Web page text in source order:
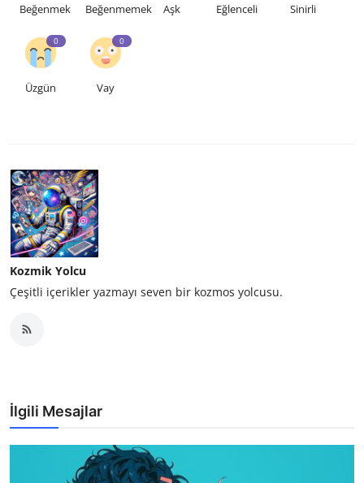
Beğenmek Beğenmemek Aşk Eğlenceli Sinirli
0
Üzgün
0
Vay
Kozmik Yolcu
Çeşitli içerikler yazmayı seven bir kozmos yolcusu.
İlgili Mesajlar